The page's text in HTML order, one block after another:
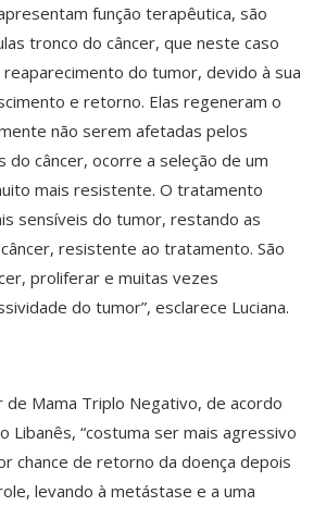
função terapêutica, são
tronco do câncer, que neste caso
do tumor, devido à sua
e retorno. Elas regeneram o
não serem afetadas pelos
do câncer, ocorre a seleção de um
mais resistente. O tratamento
sensíveis do tumor, restando as
resistente ao tratamento. São
proliferar e muitas vezes
do tumor”, esclarece Luciana.
de Mama Triplo Negativo, de acordo
Libanês, “costuma ser mais agressivo
chance de retorno da doença depois
levando à metástase e a uma